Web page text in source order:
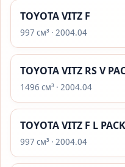
TOYOTA VITZ F
997 см³ · 2004.04
TOYOTA VITZ RS V
1496 см³ · 2004.04
TOYOTA VITZ F L
997 см³ · 2004.04